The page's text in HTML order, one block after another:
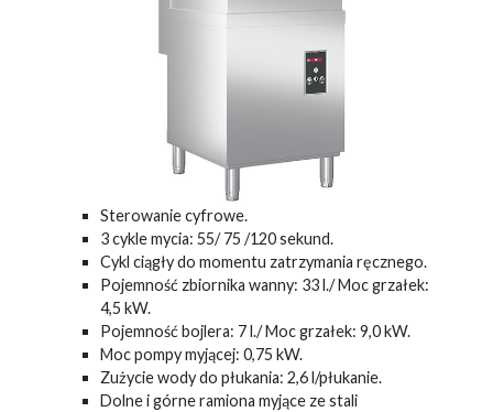
Sterowanie cyfrowe.
3 cykle mycia: 55/ 75 /120 sekund.
Cykl ciągły do momentu zatrzymania ręcznego.
Pojemność zbiornika wanny: 33 l./ Moc grzałek:
4,5 kW.
Pojemność bojlera: 7 l./ Moc grzałek: 9,0 kW.
Moc pompy myjącej: 0,75 kW.
Zużycie wody do płukania: 2,6 l/płukanie.
Dolne i górne ramiona myjące ze stali